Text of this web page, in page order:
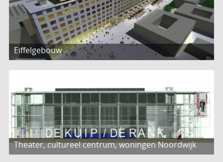
Eiffelgebouw
Theater, cultureel centrum, woningen Noordwijk